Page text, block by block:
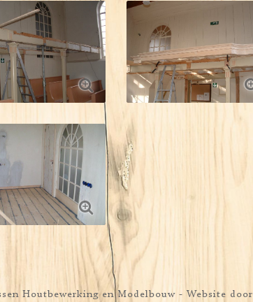
Houtbewerking en Modelbouw - Website door